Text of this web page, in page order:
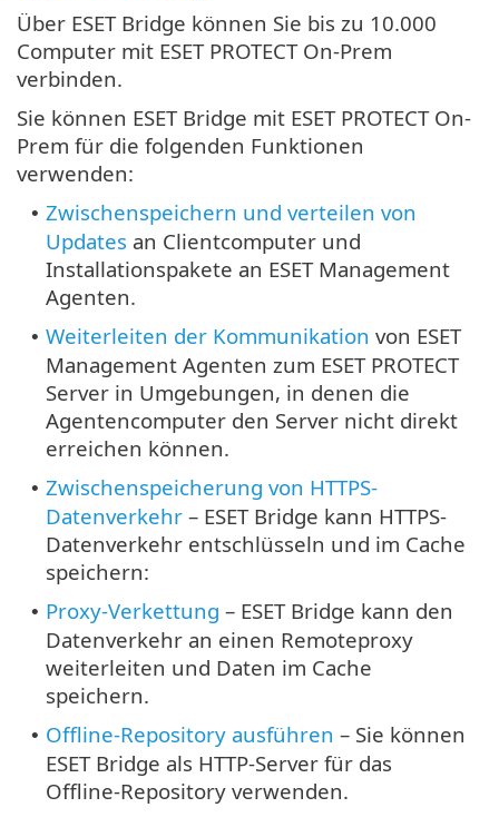
Über ESET Bridge können Sie bis zu 10.000
Computer mit ESET PROTECT On-Prem
verbinden.
Sie können ESET Bridge mit ESET PROTECT On-
Prem für die folgenden Funktionen
verwenden:
• Zwischenspeichern und verteilen von
Updates an Clientcomputer und
Installationspakete an ESET Management
Agenten.
• Weiterleiten der Kommunikation von ESET
Management Agenten zum ESET PROTECT
Server in Umgebungen, in denen die
Agentencomputer den Server nicht direkt
erreichen können.
• Zwischenspeicherung von HTTPS-
Datenverkehr – ESET Bridge kann HTTPS-
Datenverkehr entschlüsseln und im Cache
speichern:
• Proxy-Verkettung – ESET Bridge kann den
Datenverkehr an einen Remoteproxy
weiterleiten und Daten im Cache
speichern.
• Offline-Repository ausführen – Sie können
ESET Bridge als HTTP-Server für das
Offline-Repository verwenden.